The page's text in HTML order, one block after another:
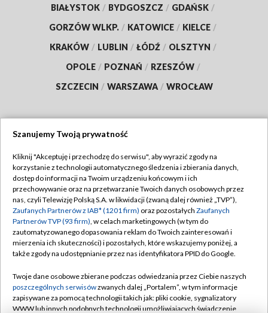
BIAŁYSTOK / BYDGOSZCZ / GDAŃSK /
GORZÓW WLKP. / KATOWICE / KIELCE /
KRAKÓW / LUBLIN / ŁÓDŹ / OLSZTYN /
OPOLE / POZNAŃ / RZESZÓW /
SZCZECIN / WARSZAWA / WROCŁAW
TVP
Abonament TVP
Emisja w TVP
Centrum informacji TVP
Naziemna Telewizja Cyfrowa
Rada Programowa
System NOS
Regulamin TVP
Polityka prywatności
Moje zgody
Pomoc
Kontakt
Szanujemy Twoją prywatność
Kliknij "Akceptuję i przechodzę do serwisu", aby wyrazić zgody na
korzystanie z technologii automatycznego śledzenia i zbierania danych,
dostęp do informacji na Twoim urządzeniu końcowym i ich
przechowywanie oraz na przetwarzanie Twoich danych osobowych przez
nas, czyli Telewizję Polską S.A. w likwidacji (zwaną dalej również „TVP”),
Zaufanych Partnerów z IAB* (1201 firm) oraz pozostałych Zaufanych
Partnerów TVP (93 firm), w celach marketingowych (w tym do
zautomatyzowanego dopasowania reklam do Twoich zainteresowań i
mierzenia ich skuteczności) i pozostałych, które wskazujemy poniżej, a
także zgody na udostępnianie przez nas identyfikatora PPID do Google.
Twoje dane osobowe zbierane podczas odwiedzania przez Ciebie naszych
poszczególnych serwisówzwanych dalej „Portalem”, w tym informacje
zapisywane za pomocą technologii takich jak: pliki cookie, sygnalizatory
WWW lub innych podobnych technologii umożliwiających świadczenie